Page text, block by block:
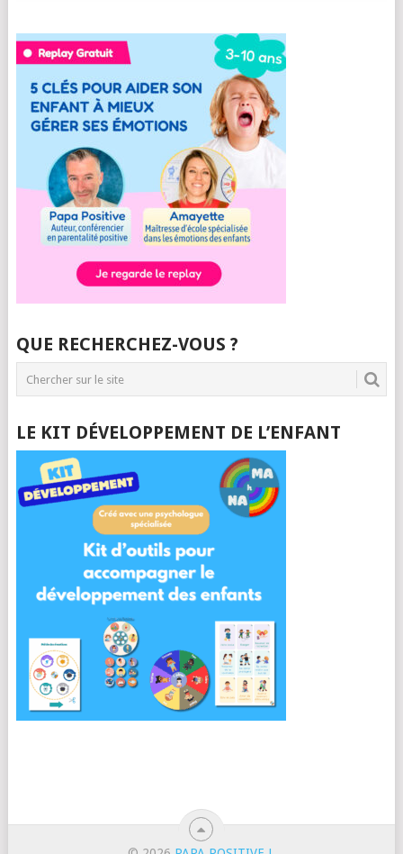
QUE RECHERCHEZ-VOUS ?
LE KIT DÉVELOPPEMENT DE L’ENFANT